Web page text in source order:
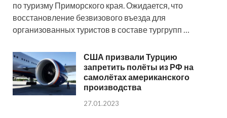
по туризму Приморского края. Ожидается, что
восстановление безвизового въезда для
организованных туристов в составе тургрупп …
США призвали Турцию
запретить полёты из РФ на
самолётах американского
производства
27.01.2023